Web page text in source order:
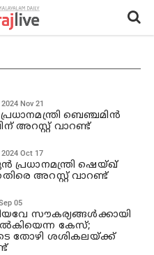
2024 Nov 21
ബെഞ്ചമിൻ
അറസ്റ്റ് വാറണ്ട്
2024 Oct 17
പ്രധാനമന്ത്രി ഷെയ്ഖ്
അറസ്റ്റ് വാറണ്ട്
05
സൗകര്യങ്ങള്‍ക്കായി
കേസ്;
തോഴി ശശികലയ്ക്ക്